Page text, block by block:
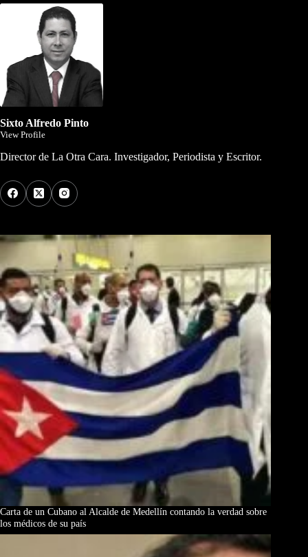
Sixto Alfredo Pinto
View Profile
Director de La Otra Cara. Investigador, Periodista y Escritor.
Carta de un Cubano al Alcalde de Medellín contando la verdad sobre
los médicos de su país